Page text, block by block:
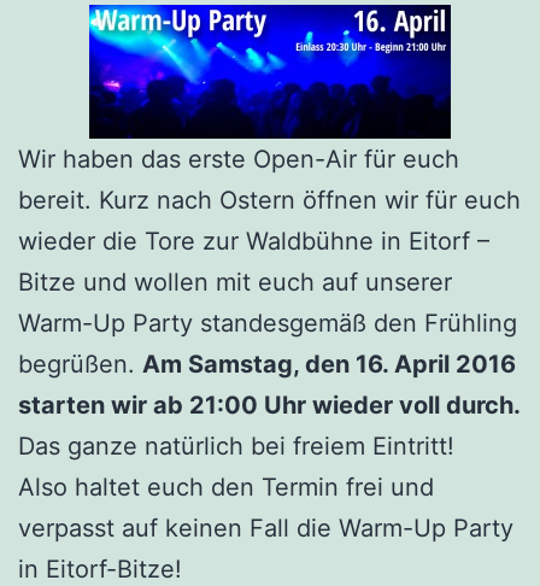
Wir haben das erste Open-Air für euch
bereit. Kurz nach Ostern öffnen wir für euch
wieder die Tore zur Waldbühne in Eitorf –
Bitze und wollen mit euch auf unserer
Warm-Up Party standesgemäß den Frühling
begrüßen. Am Samstag, den 16. April 2016
starten wir ab 21:00 Uhr wieder voll durch.
Das ganze natürlich bei freiem Eintritt!
Also haltet euch den Termin frei und
verpasst auf keinen Fall die Warm-Up Party
in Eitorf-Bitze!